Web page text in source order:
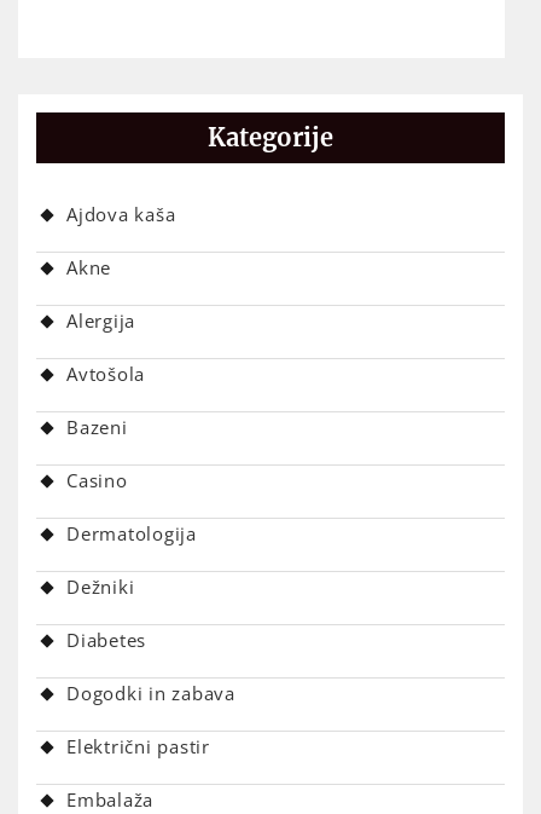
Kategorije
Ajdova kaša
Akne
Alergija
Avtošola
Bazeni
Casino
Dermatologija
Dežniki
Diabetes
Dogodki in zabava
Električni pastir
Embalaža